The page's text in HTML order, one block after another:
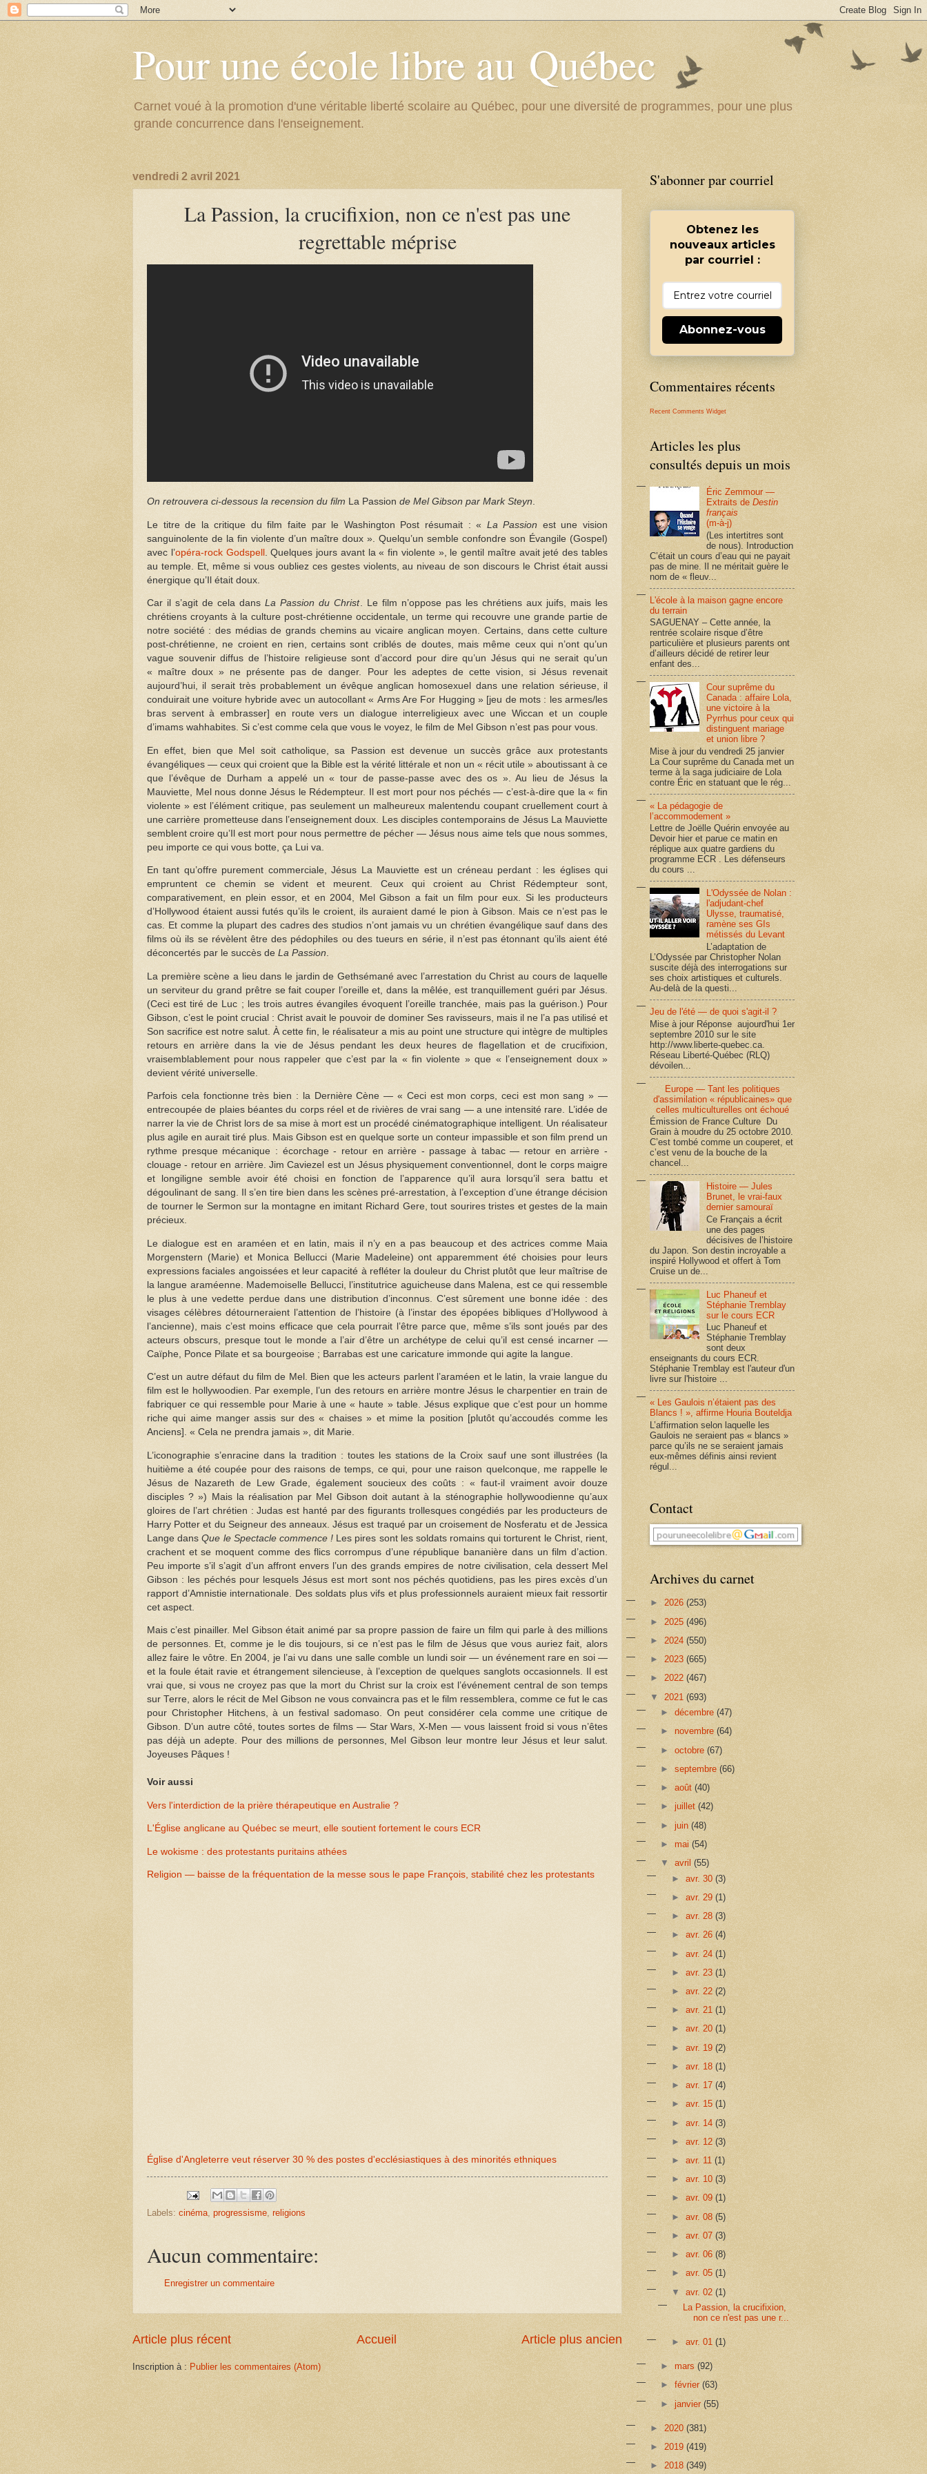
Pour une école libre au Québec
Carnet voué à la promotion d'une véritable liberté scolaire au Québec, pour une diversité de programmes, pour une plus
grande concurrence dans l'enseignement.
vendredi 2 avril 2021
La Passion, la crucifixion, non ce n'est pas une
regrettable méprise
On retrouvera ci-dessous la recension du film La Passion de Mel Gibson par Mark Steyn.
Le titre de la critique du film faite par le Washington Post résumait : « La Passion est une vision
sanguinolente de la fin violente d’un maître doux ». Quelqu’un semble confondre son Évangile (Gospel)
avec l’opéra-rock Godspell. Quelques jours avant la « fin violente », le gentil maître avait jeté des tables
au temple. Et, même si vous oubliez ces gestes violents, au niveau de son discours le Christ était aussi
énergique qu’Il était doux.
Car il s’agit de cela dansLa Passion du Christ. Le film n’oppose pas les chrétiens aux juifs, mais les
chrétiens croyants à la culture post-chrétienne occidentale, un terme qui recouvre une grande partie de
notre société : des médias de grands chemins au vicaire anglican moyen. Certains, dans cette culture
post-chrétienne, ne croient en rien, certains sont criblés de doutes, mais même ceux qui n’ont qu’un
vague souvenir diffus de l’histoire religieuse sont d’accord pour dire qu’un Jésus qui ne serait qu’un
« maître doux » ne présente pas de danger. Pour les adeptes de cette vision, si Jésus revenait
aujourd’hui, il serait très probablement un évêque anglican homosexuel dans une relation sérieuse, il
conduirait une voiture hybride avec un autocollant « Arms Are For Hugging » [jeu de mots : les armes/les
bras servent à embrasser] en route vers un dialogue interreligieux avec une Wiccan et un couple
d’imams wahhabites. Si c’est comme cela que vous le voyez, le film de Mel Gibson n’est pas pour vous.
En effet, bien que Mel soit catholique, sa Passion est devenue un succès grâce aux protestants
évangéliques — ceux qui croient que la Bible est la vérité littérale et non un « récit utile » aboutissant à ce
que l’évêque de Durham a appelé un « tour de passe-passe avec des os ». Au lieu de Jésus la
Mauviette, Mel nous donne Jésus le Rédempteur. Il est mort pour nos péchés — c’est-à-dire que la « fin
violente » est l’élément critique, pas seulement un malheureux malentendu coupant cruellement court à
une carrière prometteuse dans l’enseignement doux. Les disciples contemporains de Jésus La Mauviette
semblent croire qu’Il est mort pour nous permettre de pécher — Jésus nous aime tels que nous sommes,
peu importe ce qui vous botte, ça Lui va.
En tant qu’offre purement commerciale, Jésus La Mauviette est un créneau perdant : les églises qui
empruntent ce chemin se vident et meurent. Ceux qui croient au Christ Rédempteur sont,
comparativement, en plein essor, et en 2004, Mel Gibson a fait un film pour eux. Si les producteurs
d’Hollywood étaient aussi futés qu’ils le croient, ils auraient damé le pion à Gibson. Mais ce n’est pas le
cas. Et comme la plupart des cadres des studios n’ont jamais vu un chrétien évangélique sauf dans des
films où ils se révèlent être des pédophiles ou des tueurs en série, il n’est pas étonnant qu’ils aient été
déconcertés par le succès de La Passion.
La première scène a lieu dans le jardin de Gethsémané avec l’arrestation du Christ au cours de laquelle
un serviteur du grand prêtre se fait couper l’oreille et, dans la mêlée, est tranquillement guéri par Jésus.
(Ceci est tiré de Luc ; les trois autres évangiles évoquent l’oreille tranchée, mais pas la guérison.) Pour
Gibson, c’est le point crucial : Christ avait le pouvoir de dominer Ses ravisseurs, mais il ne l’a pas utilisé et
Son sacrifice est notre salut. À cette fin, le réalisateur a mis au point une structure qui intègre de multiples
retours en arrière dans la vie de Jésus pendant les deux heures de flagellation et de crucifixion,
vraisemblablement pour nous rappeler que c’est par la « fin violente » que « l’enseignement doux »
devient vérité universelle.
Parfois cela fonctionne très bien : la Dernière Cène — « Ceci est mon corps, ceci est mon sang » —
entrecoupée de plaies béantes du corps réel et de rivières de vrai sang — a une intensité rare. L’idée de
narrer la vie de Christ lors de sa mise à mort est un procédé cinématographique intelligent. Un réalisateur
plus agile en aurait tiré plus. Mais Gibson est en quelque sorte un conteur impassible et son film prend un
rythme presque mécanique : écorchage - retour en arrière - passage à tabac — retour en arrière -
clouage - retour en arrière. Jim Caviezel est un Jésus physiquement conventionnel, dont le corps maigre
et longiligne semble avoir été choisi en fonction de l’apparence qu’il aura lorsqu’il sera battu et
dégoulinant de sang. Il s’en tire bien dans les scènes pré-arrestation, à l’exception d’une étrange décision
de tourner le Sermon sur la montagne en imitant Richard Gere, tout sourires tristes et gestes de la main
précieux.
Le dialogue est en araméen et en latin, mais il n’y en a pas beaucoup et des actrices comme Maia
Morgenstern (Marie) et Monica Bellucci (Marie Madeleine) ont apparemment été choisies pour leurs
expressions faciales angoissées et leur capacité à refléter la douleur du Christ plutôt que leur maîtrise de
la langue araméenne. Mademoiselle Bellucci, l’institutrice aguicheuse dans Malena, est ce qui ressemble
le plus à une vedette perdue dans une distribution d’inconnus. C’est sûrement une bonne idée : des
visages célèbres détourneraient l’attention de l’histoire (à l’instar des épopées bibliques d’Hollywood à
l’ancienne), mais c’est moins efficace que cela pourrait l’être parce que, même s’ils sont joués par des
acteurs obscurs, presque tout le monde a l’air d’être un archétype de celui qu’il est censé incarner —
Caïphe, Ponce Pilate et sa bourgeoise ; Barrabas est une caricature immonde qui agite la langue.
C’est un autre défaut du film de Mel. Bien que les acteurs parlent l’araméen et le latin, la vraie langue du
film est le hollywoodien. Par exemple, l’un des retours en arrière montre Jésus le charpentier en train de
fabriquer ce qui ressemble pour Marie à une « haute » table. Jésus explique que c’est pour un homme
riche qui aime manger assis sur des « chaises » et mime la position [plutôt qu’accoudés comme les
Anciens]. « Cela ne prendra jamais », dit Marie.
L’iconographie s’enracine dans la tradition : toutes les stations de la Croix sauf une sont illustrées (la
huitième a été coupée pour des raisons de temps, ce qui, pour une raison quelconque, me rappelle le
Jésus de Nazareth de Lew Grade, également soucieux des coûts : « faut-il vraiment avoir douze
disciples ? ») Mais la réalisation par Mel Gibson doit autant à la sténographie hollywoodienne qu’aux
gloires de l’art chrétien : Judas est hanté par des figurants trollesques congédiés par les producteurs de
Harry Potter et du Seigneur des anneaux. Jésus est traqué par un croisement de Nosferatu et de Jessica
Lange dansQue le Spectacle commence ! Les pires sont les soldats romains qui torturent le Christ, rient,
crachent et se moquent comme des flics corrompus d’une république bananière dans un film d’action.
Peu importe s’il s’agit d’un affront envers l’un des grands empires de notre civilisation, cela dessert Mel
Gibson : les péchés pour lesquels Jésus est mort sont nos péchés quotidiens, pas les pires excès d’un
rapport d’Amnistie internationale. Des soldats plus vifs et plus professionnels auraient mieux fait ressortir
cet aspect.
Mais c’est pinailler. Mel Gibson était animé par sa propre passion de faire un film qui parle à des millions
de personnes. Et, comme je le dis toujours, si ce n’est pas le film de Jésus que vous auriez fait, alors
allez faire le vôtre. En 2004, je l’ai vu dans une salle comble un lundi soir — un événement rare en soi —
et la foule était ravie et étrangement silencieuse, à l’exception de quelques sanglots occasionnels. Il est
vrai que, si vous ne croyez pas que la mort du Christ sur la croix est l’événement central de son temps
sur Terre, alors le récit de Mel Gibson ne vous convaincra pas et le film ressemblera, comme ce fut le cas
pour Christopher Hitchens, à un festival sadomaso. On peut considérer cela comme une critique de
Gibson. D’un autre côté, toutes sortes de films — Star Wars, X-Men — vous laissent froid si vous n’êtes
pas déjà un adepte. Pour des millions de personnes, Mel Gibson leur montre leur Jésus et leur salut.
Joyeuses Pâques !
Voir aussi
Vers l'interdiction de la prière thérapeutique en Australie ?
L'Église anglicane au Québec se meurt, elle soutient fortement le cours ECR
Le wokisme : des protestants puritains athées
Religion — baisse de la fréquentation de la messe sous le pape François, stabilité chez les protestants
Église d'Angleterre veut réserver 30 % des postes d'ecclésiastiques à des minorités ethniques
Labels: cinéma, progressisme, religions
Aucun commentaire:
Enregistrer un commentaire
Article plus récent Article plus ancien
Accueil
Inscription à : Publier les commentaires (Atom)
S'abonner par courriel
Obtenez les
nouveaux articles
par courriel :
Abonnez-vous
Commentaires récents
Recent Comments Widget
Articles les plus
consultés depuis un mois
Éric Zemmour —
Extraits deDestin
français
(m-à-j)
(Les intertitres sont
de nous). Introduction
C’était un cours d’eau qui ne payait
pas de mine. Il ne méritait guère le
nom de « fleuv...
L'école à la maison gagne encore
du terrain
SAGUENAY – Cette année, la
rentrée scolaire risque d’être
particulière et plusieurs parents ont
d’ailleurs décidé de retirer leur
enfant des...
Cour suprême du
Canada : affaire Lola,
une victoire à la
Pyrrhus pour ceux qui
distinguent mariage
et union libre ?
Mise à jour du vendredi 25 janvier
La Cour suprême du Canada met un
terme à la saga judiciaire de Lola
contre Éric en statuant que le rég...
« La pédagogie de
l’accommodement »
Lettre de Joëlle Quérin envoyée au
Devoir hier et parue ce matin en
réplique aux quatre gardiens du
programme ECR . Les défenseurs
du cours ...
L'Odyssée de Nolan :
l'adjudant-chef
Ulysse, traumatisé,
ramène ses GIs
métissés du Levant
L’adaptation de
L’Odyssée par Christopher Nolan
suscite déjà des interrogations sur
ses choix artistiques et culturels.
Au-delà de la questi...
Jeu de l'été — de quoi s'agit-il ?
Mise à jour Réponse aujourd'hui 1er
septembre 2010 sur le site
http://www.liberte-quebec.ca.
Réseau Liberté-Québec (RLQ)
dévoilen...
Europe — Tant les politiques
d'assimilation « républicaines» que
celles multiculturelles ont échoué
Émission de France Culture Du
Grain à moudre du 25 octobre 2010.
C’est tombé comme un couperet, et
c’est venu de la bouche de la
chancel...
Histoire — Jules
Brunet, le vrai-faux
dernier samouraï
Ce Français a écrit
une des pages
décisives de l’histoire
du Japon. Son destin incroyable a
inspiré Hollywood et offert à Tom
Cruise un de...
Luc Phaneuf et
Stéphanie Tremblay
sur le cours ECR
Luc Phaneuf et
Stéphanie Tremblay
sont deux
enseignants du cours ECR.
Stéphanie Tremblay est l'auteur d'un
livre sur l'histoire ...
« Les Gaulois n’étaient pas des
Blancs ! », affirme Houria Bouteldja
L’affirmation selon laquelle les
Gaulois ne seraient pas « blancs »
parce qu’ils ne se seraient jamais
eux-mêmes définis ainsi revient
régul...
Contact
Archives du carnet
► 2026 (253)
► 2025 (496)
► 2024 (550)
► 2023 (665)
► 2022 (467)
▼ 2021 (693)
►décembre(47)
►novembre(64)
►octobre(67)
►septembre(66)
►août(40)
►juillet(42)
►juin(48)
►mai(54)
▼avril(55)
► avr. 30 (3)
► avr. 29 (1)
► avr. 28 (3)
► avr. 26 (4)
► avr. 24 (1)
► avr. 23 (1)
► avr. 22 (2)
► avr. 21 (1)
► avr. 20 (1)
► avr. 19 (2)
► avr. 18 (1)
► avr. 17 (4)
► avr. 15 (1)
► avr. 14 (3)
► avr. 12 (3)
► avr. 11 (1)
► avr. 10 (3)
► avr. 09 (1)
► avr. 08 (5)
► avr. 07 (3)
► avr. 06 (8)
► avr. 05 (1)
▼ avr. 02 (1)
La Passion, la crucifixion,
non ce n'est pas une r...
► avr. 01 (1)
►mars(92)
►février(63)
►janvier(55)
► 2020 (381)
► 2019 (419)
► 2018 (349)